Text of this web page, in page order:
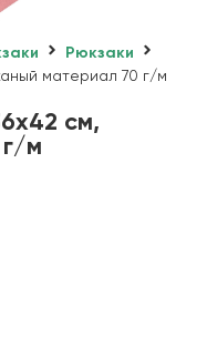
Рюкзаки
материал 70 г/м
см,
г/м